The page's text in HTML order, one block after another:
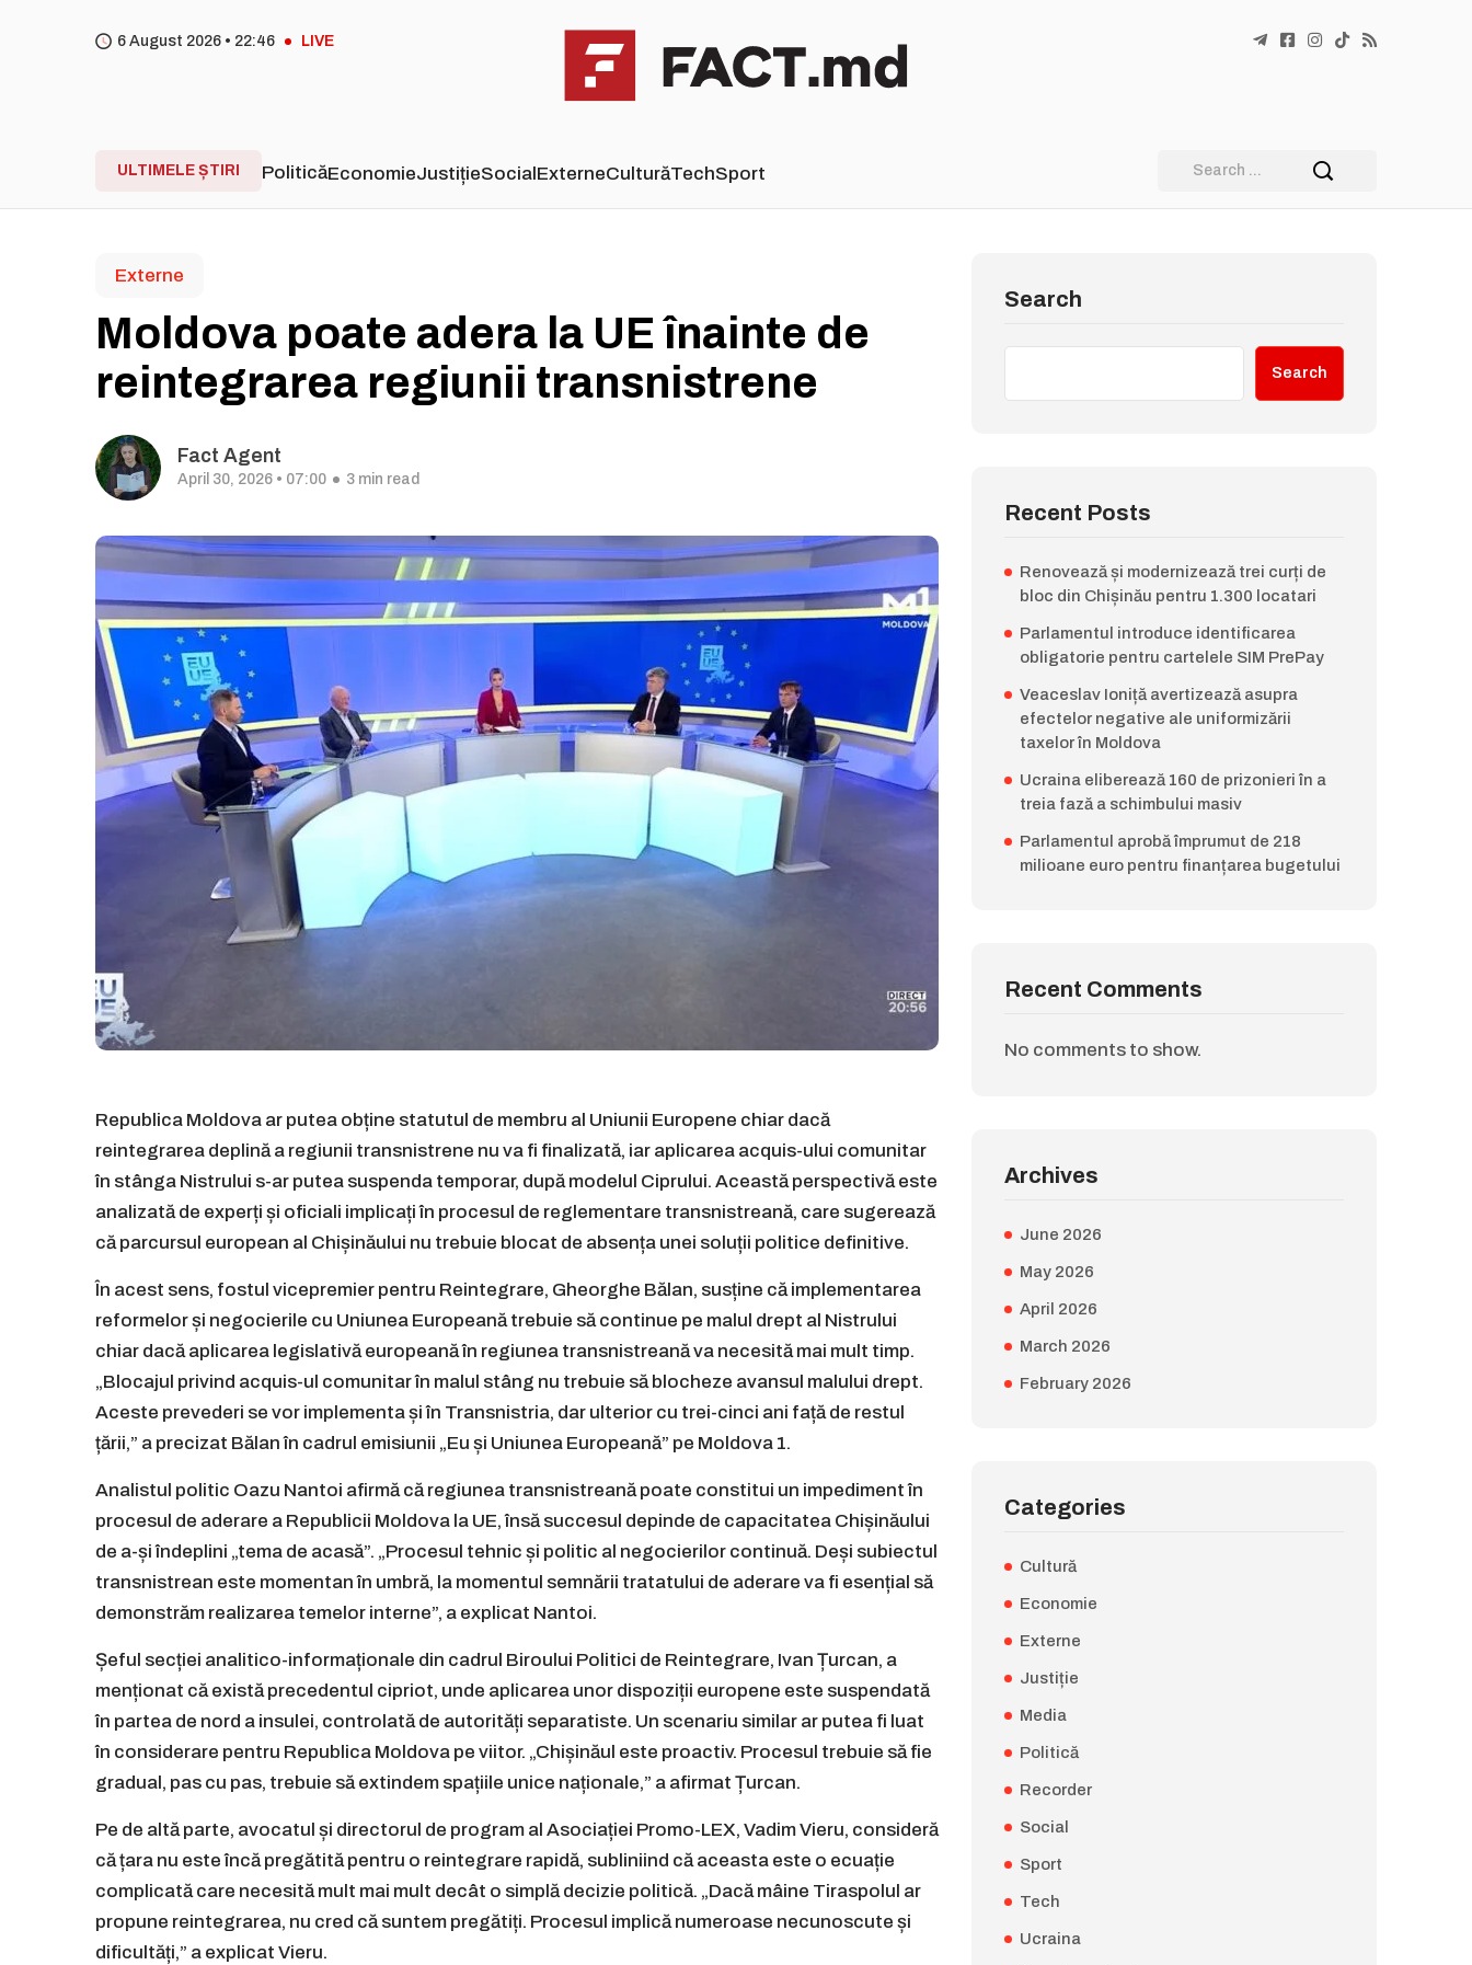
6 August 2026 • 22 46 LIVE
ULTIMELE ȘTIRI PoliticăEconomieJustițieSocialExterneCulturăTechSport
Externe
Moldova poate adera la UE înainte de
reintegrarea regiunii transnistrene
Fact Agent
April 30, 2026 • 07:00 3 min read
Republica Moldova ar putea obține statutul de membru al Uniunii Europene chiar dacă
reintegrarea deplină a regiunii transnistrene nu va fi finalizată, iar aplicarea acquis-ului comunitar
în stânga Nistrului s-ar putea suspenda temporar, după modelul Ciprului. Această perspectivă este
analizată de experți și oficiali implicați în procesul de reglementare transnistreană, care sugerează
că parcursul european al Chișinăului nu trebuie blocat de absența unei soluții politice definitive.
În acest sens, fostul vicepremier pentru Reintegrare, Gheorghe Bălan, susține că implementarea
reformelor și negocierile cu Uniunea Europeană trebuie să continue pe malul drept al Nistrului
chiar dacă aplicarea legislativă europeană în regiunea transnistreană va necesită mai mult timp.
„Blocajul privind acquis-ul comunitar în malul stâng nu trebuie să blocheze avansul malului drept.
Aceste prevederi se vor implementa și în Transnistria, dar ulterior cu trei-cinci ani față de restul
țării,” a precizat Bălan în cadrul emisiunii „Eu și Uniunea Europeană” pe Moldova 1.
Analistul politic Oazu Nantoi afirmă că regiunea transnistreană poate constitui un impediment în
procesul de aderare a Republicii Moldova la UE, însă succesul depinde de capacitatea Chișinăului
de a-și îndeplini „tema de acasă”. „Procesul tehnic și politic al negocierilor continuă. Deși subiectul
transnistrean este momentan în umbră, la momentul semnării tratatului de aderare va fi esențial să
demonstrăm realizarea temelor interne”, a explicat Nantoi.
Șeful secției analitico-informaționale din cadrul Biroului Politici de Reintegrare, Ivan Țurcan, a
menționat că există precedentul cipriot, unde aplicarea unor dispoziții europene este suspendată
în partea de nord a insulei, controlată de autorități separatiste. Un scenariu similar ar putea fi luat
în considerare pentru Republica Moldova pe viitor. „Chișinăul este proactiv. Procesul trebuie să fie
gradual, pas cu pas, trebuie să extindem spațiile unice naționale,” a afirmat Țurcan.
Pe de altă parte, avocatul și directorul de program al Asociației Promo-LEX, Vadim Vieru, consideră
că țara nu este încă pregătită pentru o reintegrare rapidă, subliniind că aceasta este o ecuație
complicată care necesită mult mai mult decât o simplă decizie politică. „Dacă mâine Tiraspolul ar
propune reintegrarea, nu cred că suntem pregătiți. Procesul implică numeroase necunoscute și
dificultăți,” a explicat Vieru.
Search
Search
Recent Posts
Renovează și modernizează trei curți de
bloc din Chișinău pentru 1.300 locatari
Parlamentul introduce identificarea
obligatorie pentru cartelele SIM PrePay
Veaceslav Ioniță avertizează asupra
efectelor negative ale uniformizării
taxelor în Moldova
Ucraina eliberează 160 de prizonieri în a
treia fază a schimbului masiv
Parlamentul aprobă împrumut de 218
milioane euro pentru finanțarea bugetului
Recent Comments
No comments to show.
Archives
June 2026
May 2026
April 2026
March 2026
February 2026
Categories
Cultură
Economie
Externe
Justiție
Media
Politică
Recorder
Social
Sport
Tech
Ucraina